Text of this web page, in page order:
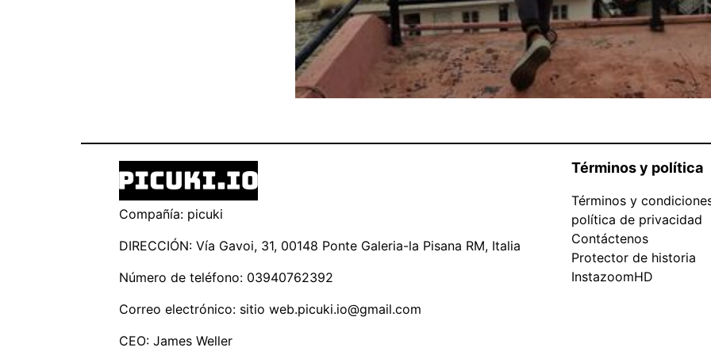
Compañía: picuki
DIRECCIÓN: Vía Gavoi, 31, 00148 Ponte Galeria-la Pisana RM, Italia
Número de teléfono: 03940762392
Correo electrónico: sitio web.picuki.io@gmail.com
CEO: James Weller
Términos y política
Términos y
política de privacidad
Contáctenos
Protector de historia
InstazoomHD